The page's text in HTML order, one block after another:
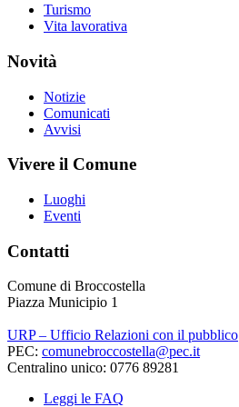
Turismo
Vita lavorativa
Novità
Notizie
Comunicati
Avvisi
Vivere il Comune
Luoghi
Eventi
Contatti
Comune di Broccostella
Piazza Municipio 1
URP – Ufficio Relazioni con il pubblico
PEC: comunebroccostella@pec.it
Centralino unico: 0776 89281
Leggi le FAQ